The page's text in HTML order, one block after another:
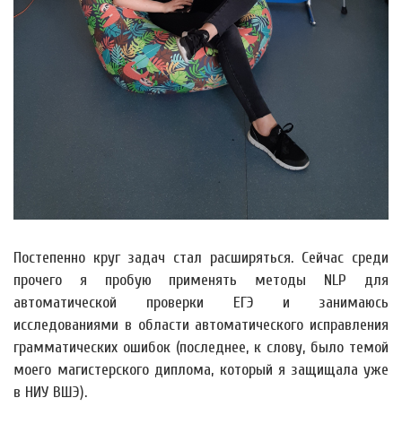
Постепенно круг задач стал расширяться. Сейчас среди
прочего я пробую применять методы NLP для
автоматической проверки ЕГЭ и занимаюсь
исследованиями в области автоматического исправления
грамматических ошибок (последнее, к слову, было темой
моего магистерского диплома, который я защищала уже
в НИУ ВШЭ).